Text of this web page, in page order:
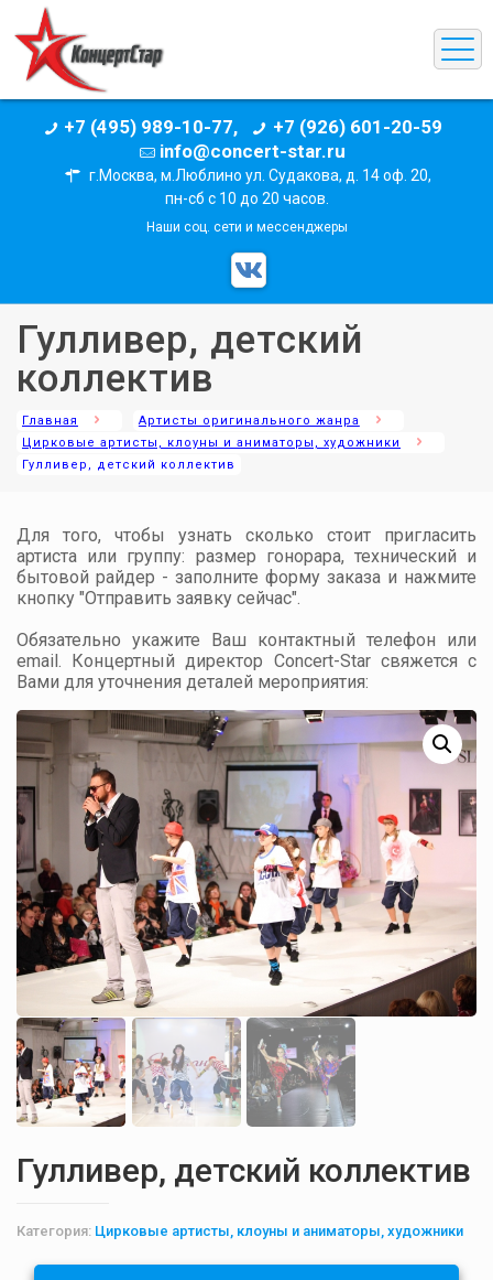
+7 (495) 989-10-77,
+7 (926) 601-20-59
info@concert-star.ru
г.Москва, м.Люблино ул. Судакова, д. 14 оф. 20,
пн-сб с 10 до 20 часов.
Наши соц. сети и мессенджеры
Гулливер, детский
коллектив
Главная
Артисты оригинального жанра
Цирковые артисты, клоуны и аниматоры, художники
Гулливер, детский коллектив
Для того, чтобы узнать сколько стоит пригласить
артиста или группу: размер гонорара, технический и
бытовой райдер - заполните форму заказа и нажмите
кнопку "Отправить заявку сейчас".
Обязательно укажите Ваш контактный телефон или
email. Концертный директор Concert-Star свяжется с
Вами для уточнения деталей мероприятия:
Гулливер, детский коллектив
Категория: Цирковые артисты, клоуны и аниматоры, художники